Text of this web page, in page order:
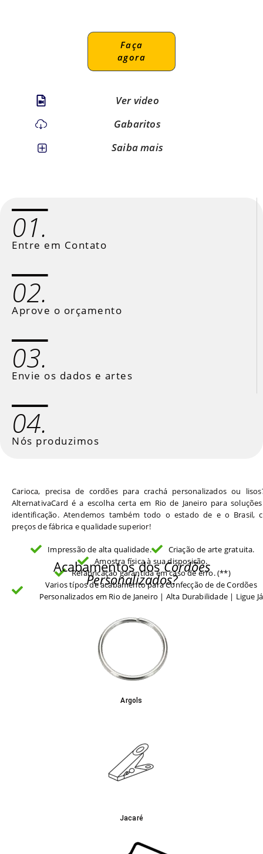
Faça
agora
Ver video
Gabaritos
Saiba mais
01.
Entre em Contato
02.
Aprove o orçamento
03.
Envie os dados e artes
04.
Nós produzimos
Carioca, precisa de cordões para crachá personalizados ou
AlternativaCard é a escolha certa em Rio de Janeiro para
identificação. Atendemos também todo o estado de e o Brasil,
preços de fábrica e qualidade superior!
Impressão de alta qualidade.
Criação de arte gratuita.
Amostra física à sua disposição.
Refabricação garantida em caso de erro. (**)
Varios típos de acabamento para Confecção de de Cordões
Personalizados em Rio de Janeiro | Alta Durabilidade | Ligue Já
Acabamentos dosCordões
Personalizados?
Argols
Jacaré